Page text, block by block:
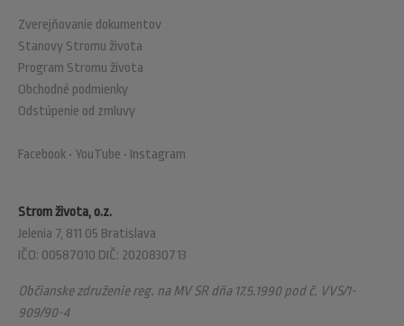
Strom života, o.z.
Jelenia 7, 811 05 Bratislava
IČO: 00587010 DIČ: 2020830713
Občianske združenie reg. na MV SR dňa 17.5.1990 pod č. VVS/1-
909/90-4
Zverejňovanie dokumentov
Stanovy Stromu života
Program Stromu života
Obchodné podmienky
Odstúpenie od zmluvy
Facebook • YouTube • Instagram